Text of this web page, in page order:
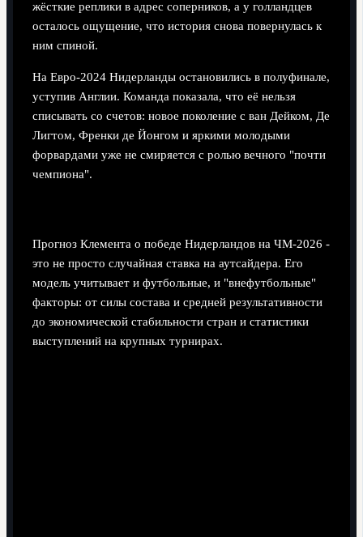
жёсткие реплики в адрес соперников, а у голландцев
осталось ощущение, что история снова повернулась к
ним спиной.
На Евро‑2024 Нидерланды остановились в полуфинале,
уступив Англии. Команда показала, что её нельзя
списывать со счетов: новое поколение с ван Дейком, Де
Лигтом, Френки де Йонгом и яркими молодыми
форвардами уже не смиряется с ролью вечного "почти
чемпиона".
Прогноз Клемента о победе Нидерландов на ЧМ‑2026 -
это не просто случайная ставка на аутсайдера. Его
модель учитывает и футбольные, и "внефутбольные"
факторы: от силы состава и средней результативности
до экономической стабильности стран и статистики
выступлений на крупных турнирах.